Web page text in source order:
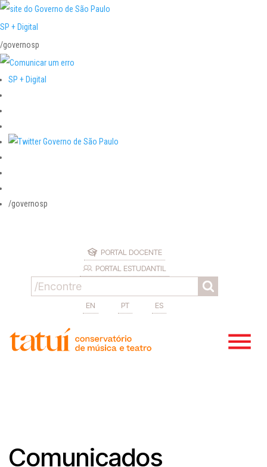
SP + Digital
/governosp
SP + Digital
/governosp
PORTAL DOCENTE
PORTAL ESTUDANTIL
EN PT ES
Comunicados